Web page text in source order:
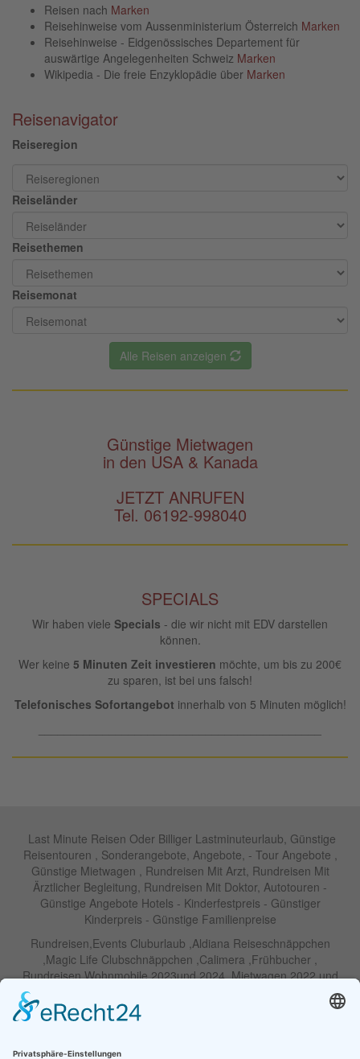
Reisen nach Marken
Reisehinweise vom Aussenministerium Österreich Marken
Reisehinweise - Eidgenössisches Departement für
auswärtige Angelegenheiten Schweiz Marken
Wikipedia - Die freie Enzyklopädie über Marken
Reisenavigator
Reiseregion
Reiseländer
Reisethemen
Reisemonat
Alle Reisen anzeigen
Günstige Mietwagen
in den USA & Kanada
JETZT ANRUFEN
Tel. 06192-998040
SPECIALS
Wir haben viele Specials - die wir nicht mit EDV darstellen
können.
Wer keine 5 Minuten Zeit investieren möchte, um bis zu 200€
zu sparen, ist bei uns falsch!
Telefonisches Sofortangebot innerhalb von 5 Minuten möglich!
Last Minute Reisen Oder Billiger Lastminuteurlaub, Günstige
Reisentouren , Sonderangebote, Angebote, - Tour Angebote ,
Günstige Mietwagen , Rundreisen Mit Arzt, Rundreisen Mit
Ärztlicher Begleitung, Rundreisen Mit Doktor, Autotouren -
Günstige Angebote Hotels - Kinderfestpreis - Günstiger
Kinderpreis - Günstige Familienpreise
Rundreisen,Events Cluburlaub ,Aldiana Reiseschnäppchen
,Magic Life Clubschnäppchen ,Calimera ,Frühbucher ,
Rundreisen Wohnmobile 2023und 2024 ,Mietwagen 2022 und
Weihnachtreisen 2022 und 2023 , Silvesterreisen 2022 und 2032,
Namibia, Wohnmobile , Billige Angebote, Touren,Angebote Für
Mietwagentouren , Billige Lastminute Angebote Für